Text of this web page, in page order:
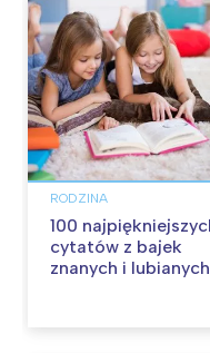
RODZINA
100
cytatów z bajek
znanych i lubianych